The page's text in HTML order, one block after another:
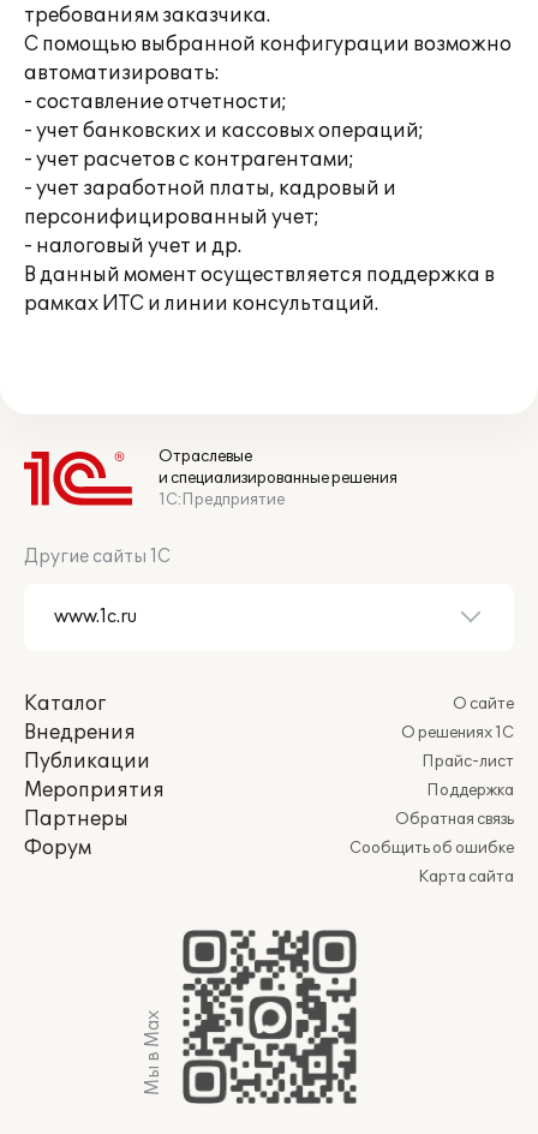
требованиям заказчика.
С помощью выбранной конфигурации возможно
автоматизировать:
- составление отчетности;
- учет банковских и кассовых операций;
- учет расчетов с контрагентами;
- учет заработной платы, кадровый и
персонифицированный учет;
- налоговый учет и др.
В данный момент осуществляется поддержка в
рамках ИТС и линии консультаций.
Отраслевые
и специализированные решения
1С:Предприятие
Другие сайты 1С
Каталог
Внедрения
Публикации
Мероприятия
Партнеры
Форум
О сайте
О решениях 1С
Прайс-лист
Поддержка
Обратная связь
Сообщить об ошибке
Карта сайта
Мы в Max